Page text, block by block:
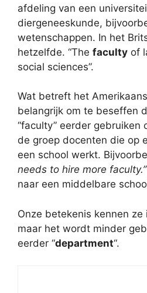
afdeling van een
diergeneeskunde,
wetenschappen. In het
hetzelfde. “The faculty of
social sciences”.
Wat betreft het
belangrijk om te beseffen
“faculty” eerder gebruiken
de groep docenten die op
een school werkt.
needs to hire more faculty.”
naar een middelbare
Onze betekenis kennen
maar het wordt minder
eerder “department“.